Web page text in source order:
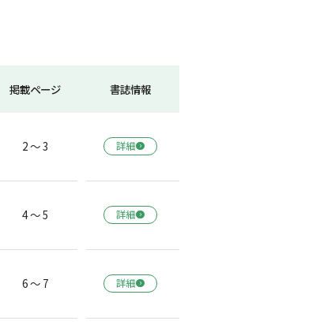
掲載ページ 書誌情報
2 ～ 3 詳細
4 ～ 5 詳細
6 ～ 7 詳細